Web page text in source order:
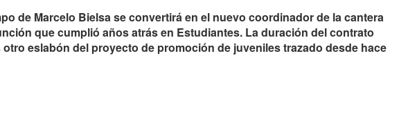
de Marcelo Bielsa se convertirá en el nuevo coordinador de la cantera
que cumplió años atrás en Estudiantes. La duración del contrato
eslabón del proyecto de promoción de juveniles trazado desde hace